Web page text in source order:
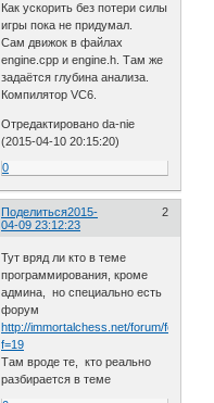
Как ускорить без потери силы
игры пока не придумал.
Сам движок в файлах
engine.cpp и engine.h. Там же
задаётся глубина анализа.
Компилятор VC6.
Отредактировано da-nie
(2015-04-10 20:15:20)
0
Поделиться 2
2015-
04-09 23:12:23
Тут вряд ли кто в теме
программирования, кроме
админа, но специально есть
форум
http://immortalchess.net/forum/
f=19
Там вроде те, кто реально
разбирается в теме